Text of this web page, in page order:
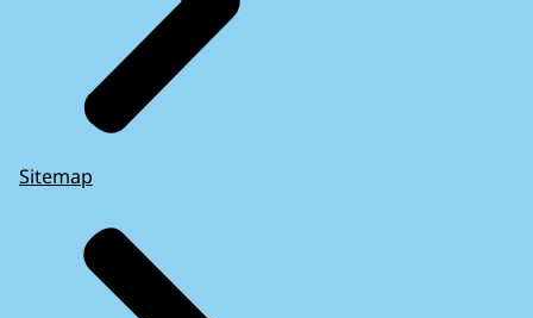
Sitemap